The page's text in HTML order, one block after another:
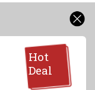
Hot
Deal